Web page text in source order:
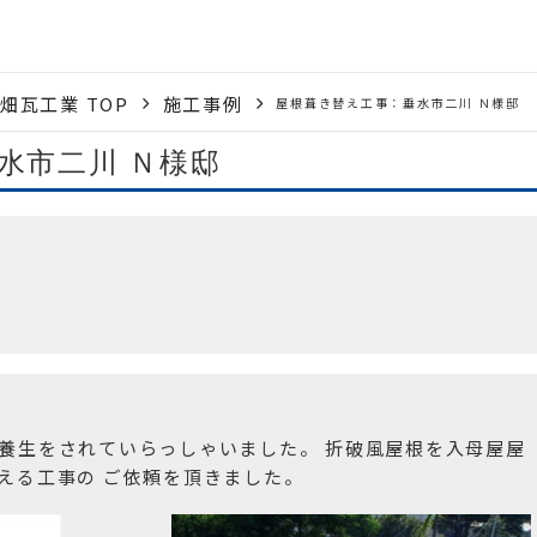
瓦工業 TOP 施工事例 屋根葺き替え工事：垂水市二川 Ｎ様邸
市二川 Ｎ様邸
生をされていらっしゃいました。 折破風屋根を入母屋屋
る工事の ご依頼を頂きました。